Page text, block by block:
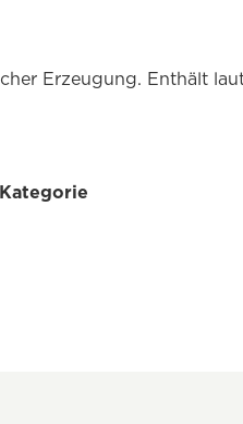
Erzeugung. Enthält